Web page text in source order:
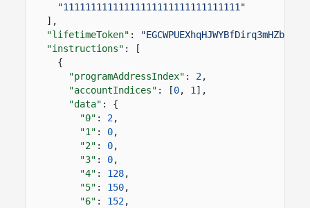
"11111111111111111111111111111111"
],
"lifetimeToken" :
"instructions" : [
{
"programAddressIndex" : 2,
"accountIndices" : [0, 1 ],
"data" : {
"0" : 2,
"1" : 0,
"2" : 0,
"3" : 0,
"4" : 128,
"5" : 150,
"6" : 152,